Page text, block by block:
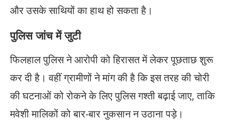
और उसके साथियों का हाथ हो सकता है।
पुलिस जांच में जुटी
फिलहाल पुलिस ने आरोपी को हिरासत में लेकर पूछताछ शुरू
कर दी है। वहीं ग्रामीणों ने मांग की है कि इस तरह की चोरी
की घटनाओं को रोकने के लिए पुलिस गश्ती बढ़ाई जाए, ताकि
मवेशी मालिकों को बार-बार नुकसान न उठाना पड़े।